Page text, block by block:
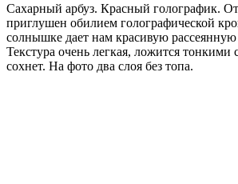
Сахарный арбуз. Красный голографик.
приглушен обилием голографической
солнышке дает нам красивую
Текстура очень легкая, ложится тонкими
сохнет. На фото два слоя без топа.